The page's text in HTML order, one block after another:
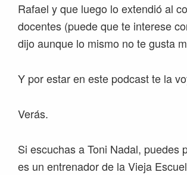
Rafael y que luego lo extendió al
docentes (puede que te interese
dijo aunque lo mismo no te gusta
Y por estar en este podcast te la
Verás.
Si escuchas a Toni Nadal, puedes
es un entrenador de la Vieja